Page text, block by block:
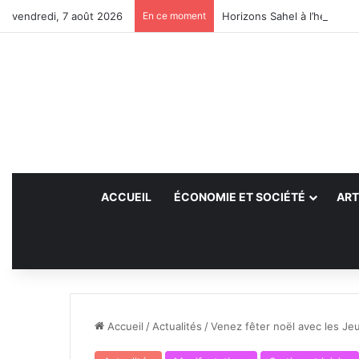
vendredi, 7 août 2026 En ce moment Horizons Sahel à l’heure du
ACCUEIL ÉCONOMIE ET SOCIÉTÉ
Accueil / Actualités /Venez fêter noël avec les